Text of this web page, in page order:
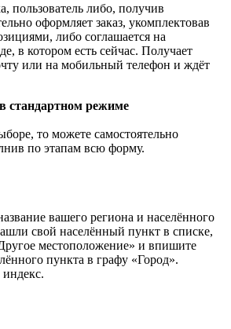
пользователь либо, получив
оформляет заказ, укомплектовав
либо соглашается на
в котором есть сейчас. Получает
или на мобильный телефон и ждёт
стандартном режиме
то можете самостоятельно
по этапам всю форму.
вашего региона и населённого
свой населённый пункт в списке,
местоположение» и впишите
пункта в графу «Город».